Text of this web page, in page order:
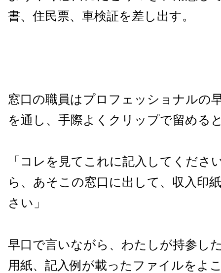
書、住民票、車検証を差し出す。
窓口の職員はプロフェッショナルの
を通し、手際よくクリップで留める
「コレを見てこれに記入してくださ
ら、あそこの窓口に出して、収入印
さい」
早口で言いながら、わたしが持参し
用紙、記入例が載ったファイルをよ